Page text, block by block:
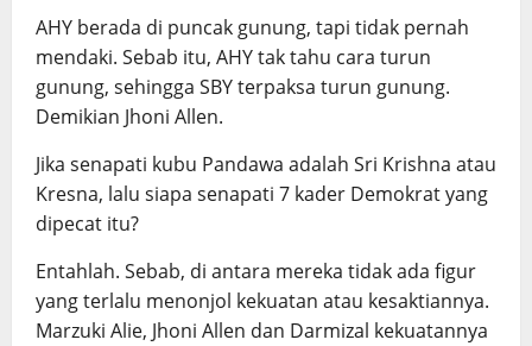
AHY berada di puncak gunung, tapi tidak pernah
mendaki. Sebab itu, AHY tak tahu cara turun
gunung, sehingga SBY terpaksa turun gunung.
Demikian Jhoni Allen.
Jika senapati kubu Pandawa adalah Sri Krishna atau
Kresna, lalu siapa senapati 7 kader Demokrat yang
dipecat itu?
Entahlah. Sebab, di antara mereka tidak ada figur
yang terlalu menonjol kekuatan atau kesaktiannya.
Marzuki Alie, Jhoni Allen dan Darmizal kekuatannya